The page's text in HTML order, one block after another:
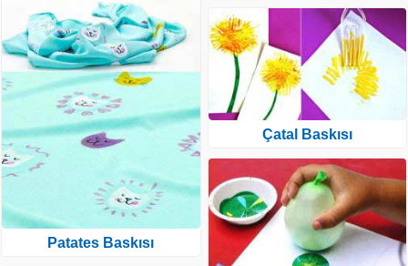
Patates Baskısı
Çatal Baskısı